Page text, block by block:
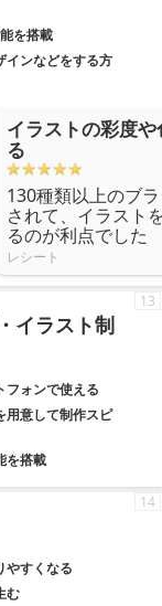
を搭載
インなどをする方
イラストの彩度
る
130種類以上のブ
されて、イラスト
るのが利点でした
レシート
イラスト制
フォンで使える
用意して制作スピ
を搭載
13
やすくなる
む
14